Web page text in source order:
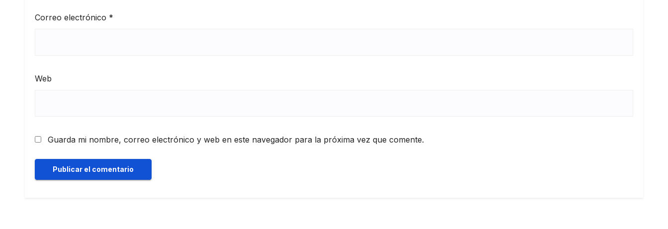
Correo electrónico *
Web
Guarda mi nombre, correo electrónico y web en este navegador para la próxima vez que comente.